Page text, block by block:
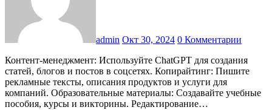
admin Окт 30, 2024 0 Комментарии
Контент-менеджмент: Используйте ChatGPT для создания
статей, блогов и постов в соцсетях. Копирайтинг: Пишите
рекламные тексты, описания продуктов и услуги для
компаний. Образовательные материалы: Создавайте учебные
пособия, курсы и викторины. Редактирование…